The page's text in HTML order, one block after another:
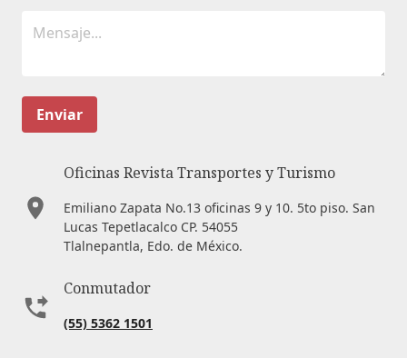
Enviar
Oficinas Revista Transportes y Turismo
Emiliano Zapata No.13 oficinas 9 y 10. 5to piso. San
Lucas Tepetlacalco CP. 54055
Tlalnepantla, Edo. de México.
Conmutador
(55) 5362 1501